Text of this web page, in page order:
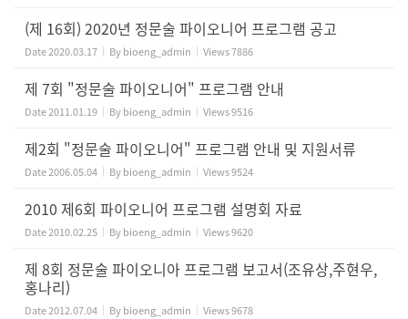
(제 16회) 2020년 정문술 파이오니어 프로그램 공고
Date2020.03.17 Bybioeng_admin Views7886
제 7회 "정문술 파이오니어" 프로그램 안내
Date2011.01.19 Bybioeng_admin Views9516
제2회 "정문술 파이오니어" 프로그램 안내 및 지원서류
Date2006.05.04 Bybioeng_admin Views9524
2010 제6회 파이오니어 프로그램 설명회 자료
Date2010.02.25 Bybioeng_admin Views9620
제 8회 정문술 파이오니아 프로그램 보고서(조유상,주현우,
홍나리)
Date2012.07.04 Bybioeng_admin Views9678